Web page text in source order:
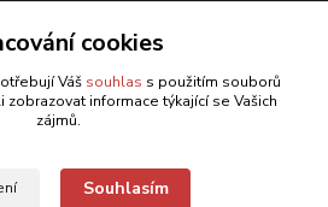
538 008cookies
Váš souhlas s použitím souborů
zobrazovat informace týkající se Vašich
zájmů.
Souhlasím